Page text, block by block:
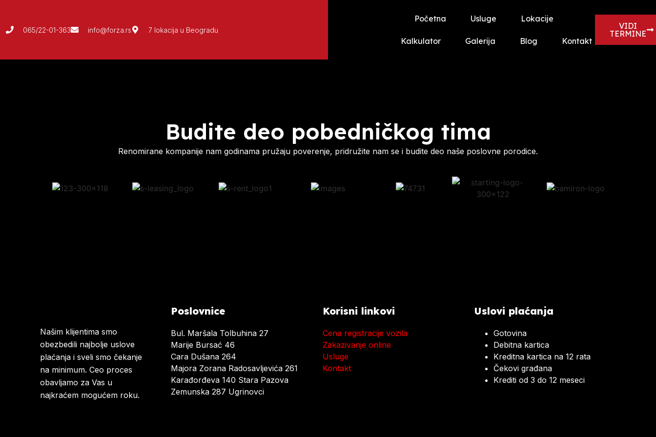
065/22-01-363 info@forza.rs 7 lokacija u Beogradu
Početna Usluge Lokacije
Kalkulator Galerija Blog Kontakt
VIDI
TERMINE
Budite deo pobedničkog tima
Renomirane kompanije nam godinama pružaju poverenje, pridružite nam se i budite deo naše poslovne porodice.
Našim klijentima smo
obezbedili najbolje uslove
plaćanja i sveli smo čekanje
na minimum. Ceo proces
obavljamo za Vas u
najkraćem mogućem roku.
Poslovnice
Bul. Maršala Tolbuhina 27
Marije Bursać 46
Cara Dušana 264
Majora Zorana Radosavljevića 261
Karađorđeva 140 Stara Pazova
Zemunska 287 Ugrinovci
Korisni linkovi
Cena registracije vozila
Zakazivanje online
Usluge
Kontakt
Uslovi plaćanja
Gotovina
Debitna kartica
Kreditna kartica na 12 rata
Čekovi građana
Krediti od 3 do 12 meseci